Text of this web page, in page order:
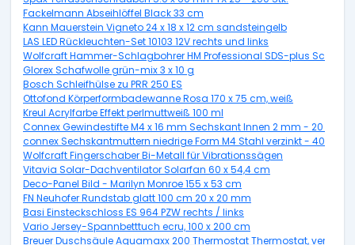
Fackelmann Abseihlöffel Black 33 cm
Kann Mauerstein Vigneto 24 x 18 x 12 cm sandsteingelb
LAS LED Rückleuchten-Set 10103 12V rechts und links
Wolfcraft Hammer-Schlagbohrer HM Professional SDS-plus Schaft
Glorex Schafwolle grün-mix 3 x 10 g
Bosch Schleifhülse zu PRR 250 ES
Ottofond Körperformbadewanne Rosa 170 x 75 cm, weiß
Kreul Acrylfarbe Effekt perlmuttweiß 100 ml
Connex Gewindestifte M4 x 16 mm Sechskant Innen 2 mm - 20 Stk.
connex Sechskantmuttern niedrige Form M4 Stahl verzinkt - 40 Stück
Wolfcraft Fingerschaber Bi-Metall für Vibrationssägen
Vitavia Solar-Dachventilator Solarfan 60 x 54,4 cm
Deco-Panel Bild - Marilyn Monroe 155 x 53 cm
FN Neuhofer Rundstab glatt 100 cm 20 x 20 mm
Basi Einsteckschloss ES 964 PZW rechts / links
Vario Jersey-Spannbetttuch ecru, 100 x 200 cm
Breuer Duschsäule Aquamaxx 200 Thermostat Thermostat,